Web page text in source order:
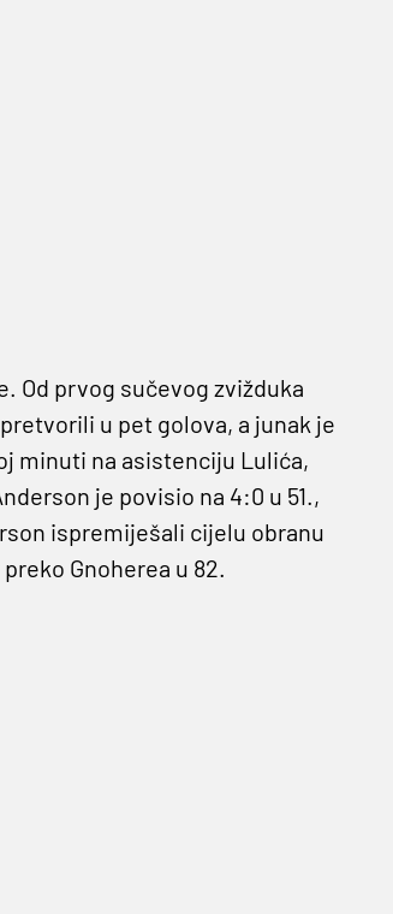
Od prvog sučevog zvižduka
u pet golova, a junak je
minuti na asistenciju Lulića,
je povisio na 4:0 u 51.,
ispremiješali cijelu obranu
Gnoherea u 82.